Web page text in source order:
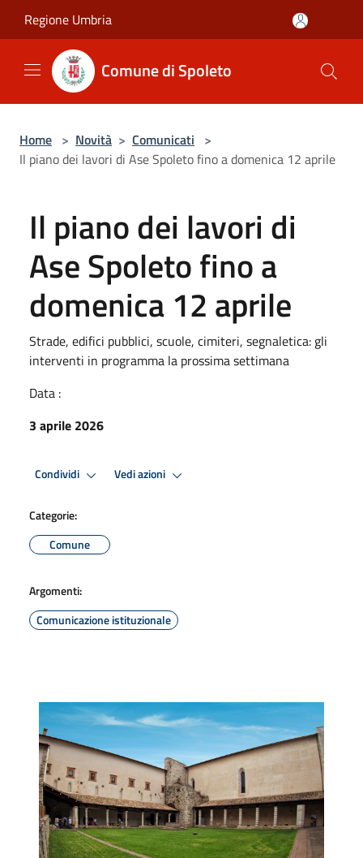
Regione Umbria
Comune di Spoleto
Home > Novità > Comunicati >
Il piano dei lavori di Ase Spoleto fino a domenica 12 aprile
Il piano dei lavori di
Ase Spoleto fino a
domenica 12 aprile
Strade, edifici pubblici, scuole, cimiteri, segnaletica: gli
interventi in programma la prossima settimana
Data :
3 aprile 2026
Condividi Vedi azioni
Categorie:
Comune
Argomenti:
Comunicazione istituzionale